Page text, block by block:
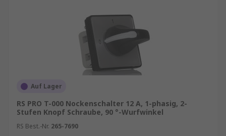
Auf Lager
RS PRO T-000 Nockenschalter 12 A, 1-phasig, 2-
Stufen Knopf Schraube, 90 °-Wurfwinkel
RS Best.-Nr. 265-7690